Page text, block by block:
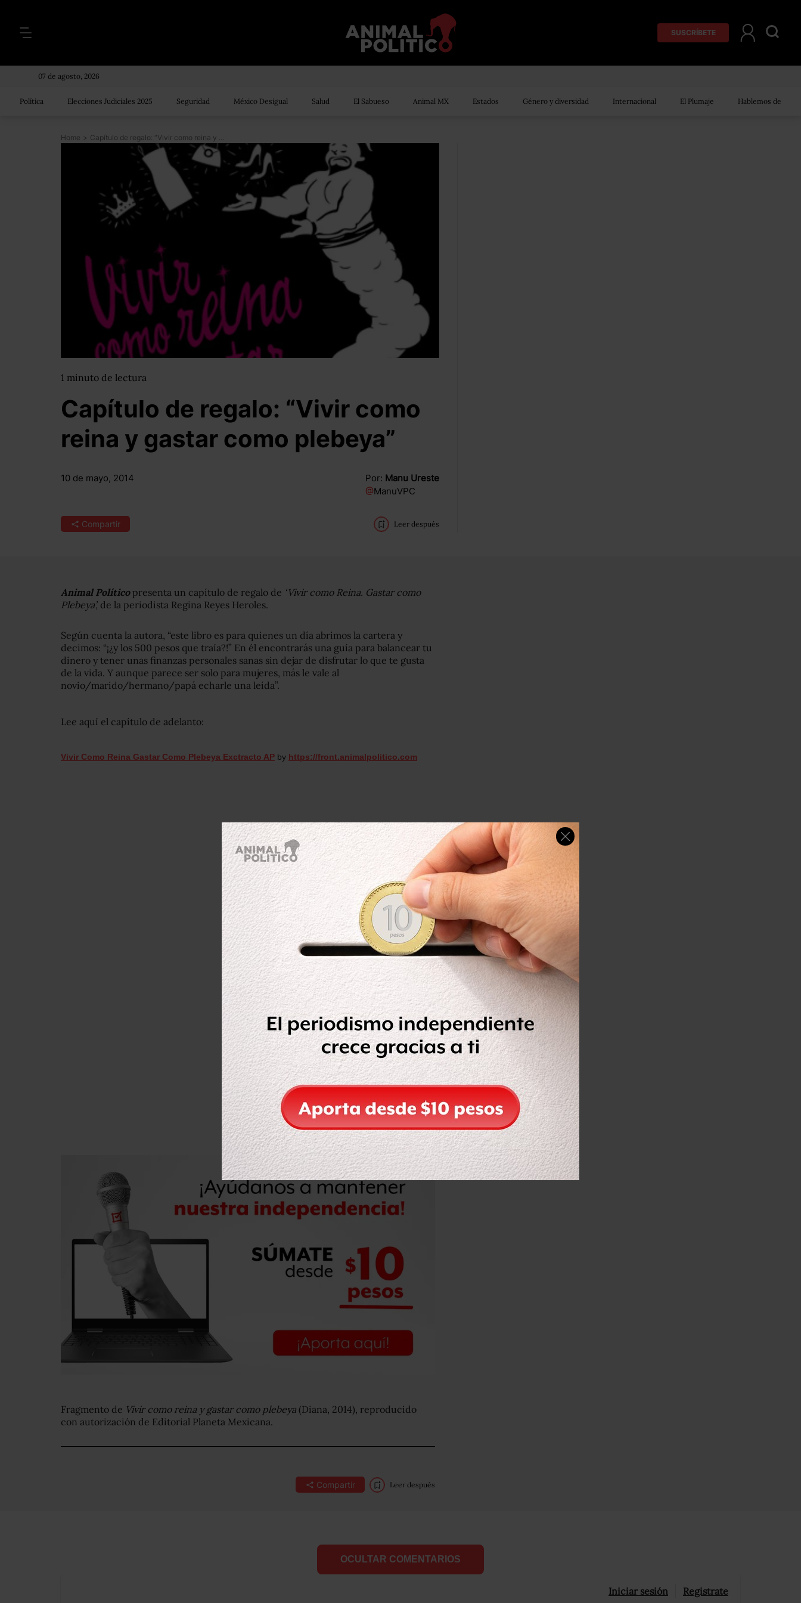
SUSCRÍBETE
07 de agosto, 2026
Política Elecciones Judiciales 2025 Seguridad México Desigual Salud El Sabueso Animal MX Estados Género y diversidad Internacional El Plumaje Hablemos de
Home > Capítulo de regalo: “Vivir como reina y gastar como plebeya”
1 minuto de lectura
Capítulo de regalo: “Vivir como
reina y gastar como plebeya”
10 de mayo, 2014 Por: Manu Ureste
@ManuVPC
Compartir Leer después
Animal Políticopresenta un capítulo de regalo de ‘Vivir como Reina. Gastar como
Plebeya’, de la periodista Regina Reyes Heroles.
Según cuenta la autora, “este libro es para quienes un día abrimos la cartera y
decimos: “¡¿y los 500 pesos que traía?!” En él encontrarás una guía para balancear tu
dinero y tener unas finanzas personales sanas sin dejar de disfrutar lo que te gusta
de la vida. Y aunque parece ser solo para mujeres, más le vale al
novio/marido/hermano/papá echarle una leída”.
Lee aquí el capítulo de adelanto:
Vivir Como Reina Gastar Como Plebeya Exctracto AP by https://front.animalpolitico.com
Fragmento de Vivir como reina y gastar como plebeya (Diana, 2014), reproducido
con autorización de Editorial Planeta Mexicana.
Compartir Leer después
OCULTAR COMENTARIOS
Iniciar sesión Registrate